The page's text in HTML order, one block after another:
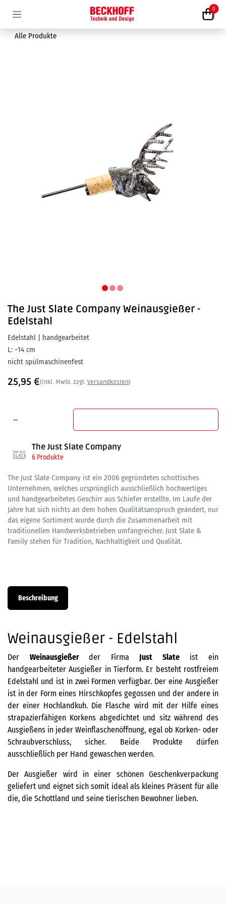
0
Alle Produkte
The Just Slate Company Weinausgießer -
Edelstahl
Edelstahl | handgearbeitet
L: ~14 cm
nicht spülmaschinenfest
25,95 €(inkl. MwSt. zzgl. Versandkosten)
The Just Slate Company
6 Produkte
The Just Slate Company ist ein 2006 gegründetes schottisches
Unternehmen, welches ursprünglich ausschließlich hochwertiges
und handgearbeitetes Geschirr aus Schiefer erstellte. Im Laufe der
Jahre hat sich nichts an dem hohen Qualitätsanspruch geändert, nur
das eigene Sortiment wurde durch die Zusammenarbeit mit
traditionellen Handwerksbetrieben umfangreicher. Just Slate &
Family stehen für Tradition, Nachhaltigkeit und Qualität.
Beschreibung
Weinausgießer - Edelstahl
Der Weinausgießerder Firma Just Slateist ein
handgearbeiteter Ausgießer in Tierform. Er besteht rostfreiem
Edelstahl und ist in zwei Formen verfügbar. Der eine Ausgießer
ist in der Form eines Hirschkopfes gegossen und der andere in
der einer Hochlandkuh. Die Flasche wird mit der Hilfe eines
strapazierfähigen Korkens abgedichtet und sitz während des
Ausgießens in jeder Weinflaschenöffnung, egal ob Korken- oder
Schraubverschluss, sicher. Beide Produkte dürfen
ausschließlich per Hand gewaschen werden.
Der Ausgießer wird in einer schönen Geschenkverpackung
geliefert und eignet sich somit ideal als kleines Präsent für alle
die, die Schottland und seine tierischen Bewohner lieben.